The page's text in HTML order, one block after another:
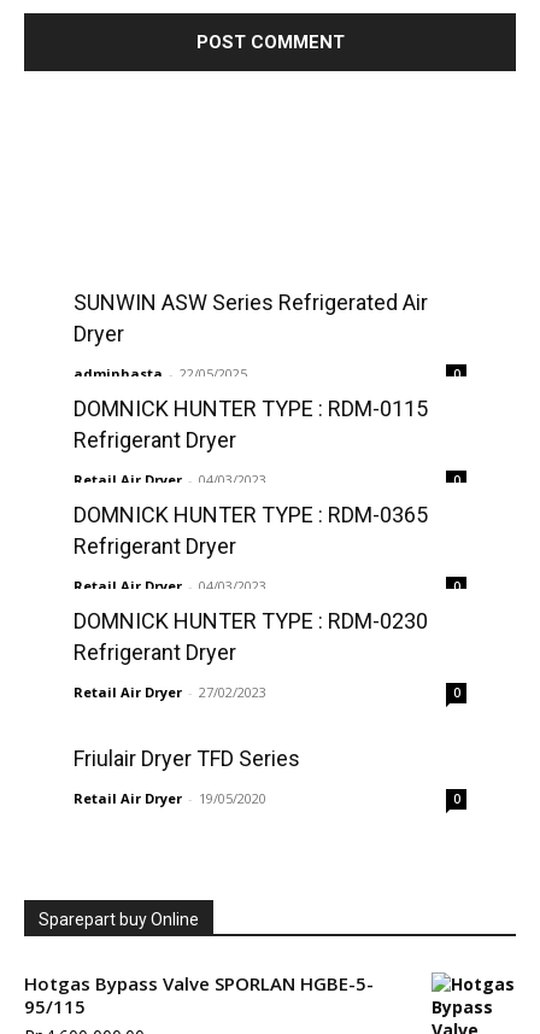
SUNWIN ASW Series Refrigerated Air
Dryer
adminhasta - 22/05/2025 0
DOMNICK HUNTER TYPE : RDM-0115
Refrigerant Dryer
Retail Air Dryer - 04/03/2023 0
DOMNICK HUNTER TYPE : RDM-0365
Refrigerant Dryer
Retail Air Dryer - 04/03/2023 0
DOMNICK HUNTER TYPE : RDM-0230
Refrigerant Dryer
Retail Air Dryer - 27/02/2023 0
Friulair Dryer TFD Series
Retail Air Dryer - 19/05/2020 0
Sparepart buy Online
Hotgas Bypass Valve SPORLAN HGBE-5-
95/115